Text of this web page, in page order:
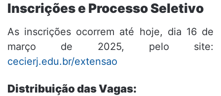
Inscrições e Processo Seletivo
As inscrições ocorrem até hoje, dia 16 de
março de 2025, pelo site:
cecierj.edu.br/extensao
Distribuição das Vagas: